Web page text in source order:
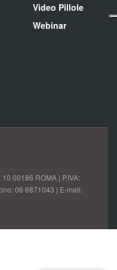
Video Pillole
Webinar
00186 ROMA | P.IVA:
06 6871043 | E-mail: